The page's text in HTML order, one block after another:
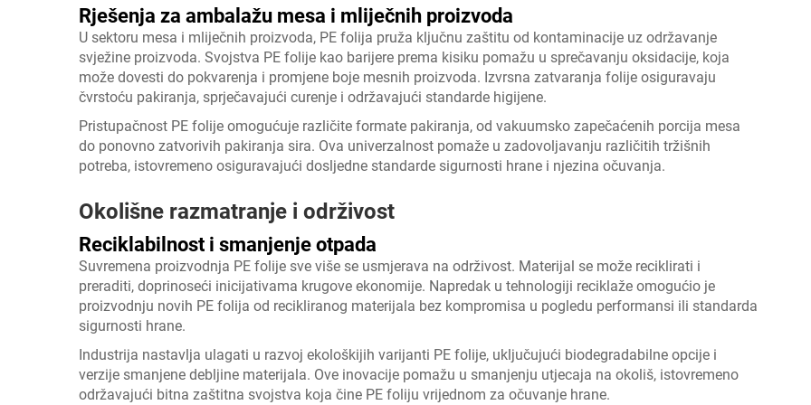
Rješenja za ambalažu mesa i mliječnih proizvoda
U sektoru mesa i mliječnih proizvoda, PE folija pruža ključnu zaštitu od kontaminacije uz održavanje
svježine proizvoda. Svojstva PE folije kao barijere prema kisiku pomažu u sprečavanju oksidacije, koja
može dovesti do pokvarenja i promjene boje mesnih proizvoda. Izvrsna zatvaranja folije osiguravaju
čvrstoću pakiranja, sprječavajući curenje i održavajući standarde higijene.
Pristupačnost PE folije omogućuje različite formate pakiranja, od vakuumsko zapečaćenih porcija mesa
do ponovno zatvorivih pakiranja sira. Ova univerzalnost pomaže u zadovoljavanju različitih tržišnih
potreba, istovremeno osiguravajući dosljedne standarde sigurnosti hrane i njezina očuvanja.
Okolišne razmatranje i održivost
Reciklabilnost i smanjenje otpada
Suvremena proizvodnja PE folije sve više se usmjerava na održivost. Materijal se može reciklirati i
preraditi, doprinoseći inicijativama krugove ekonomije. Napredak u tehnologiji reciklaže omogućio je
proizvodnju novih PE folija od recikliranog materijala bez kompromisa u pogledu performansi ili standarda
sigurnosti hrane.
Industrija nastavlja ulagati u razvoj ekološkijih varijanti PE folije, uključujući biodegradabilne opcije i
verzije smanjene debljine materijala. Ove inovacije pomažu u smanjenju utjecaja na okoliš, istovremeno
održavajući bitna zaštitna svojstva koja čine PE foliju vrijednom za očuvanje hrane.